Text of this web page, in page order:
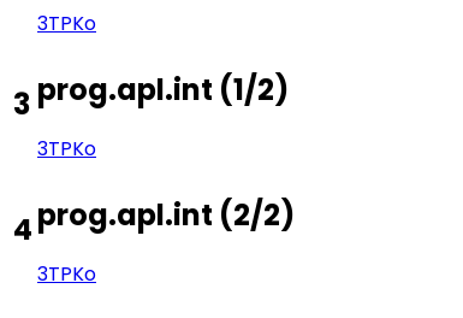
3TPKo
3 prog.apl.int (1/2)
3TPKo
4prog.apl.int (2/2)
3TPKo